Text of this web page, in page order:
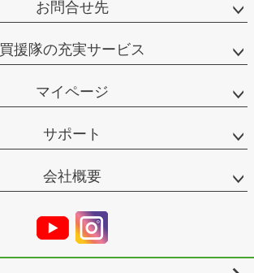
お問合せ先
買援隊の充実サービス
マイページ
サポート
会社概要